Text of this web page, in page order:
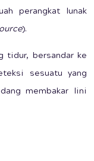
perangkat lunak
).
tidur, bersandar ke
sesuatu yang
membakar lini